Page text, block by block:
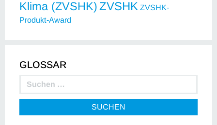
Klima (ZVSHK)ZVSHK ZVSHK-
Produkt-Award
GLOSSAR
SUCHEN